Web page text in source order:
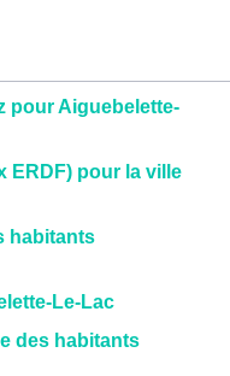
pour Aiguebelette-
ERDF) pour la ville
habitants
Le-Lac
des habitants